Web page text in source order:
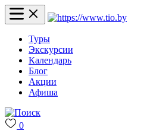
Туры
Экскурсии
Календарь
Блог
Акции
Афиша
0